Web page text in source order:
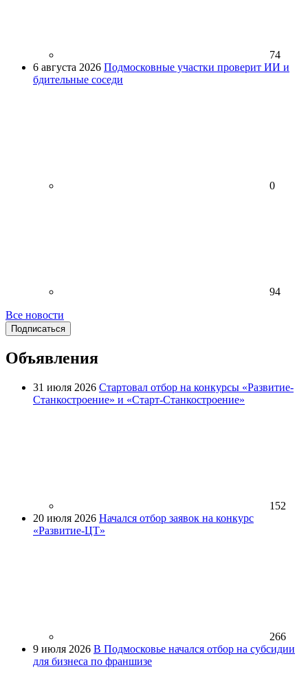
74
6 августа 2026 Подмосковные участки проверит ИИ и
бдительные соседи
0
94
Все новости
Подписаться
Объявления
31 июля 2026 Стартовал отбор на конкурсы «Развитие-
Станкостроение» и «Старт-Станкостроение»
152
20 июля 2026 Начался отбор заявок на конкурс
«Развитие-ЦТ»
266
9 июля 2026 В Подмосковье начался отбор на субсидии
для бизнеса по франшизе